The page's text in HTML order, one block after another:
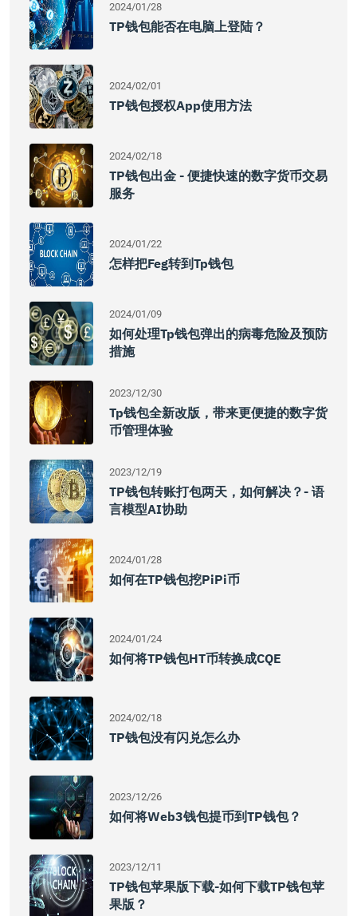
2024/01/28
TP钱包能否在电脑上登陆？
2024/02/01
TP钱包授权App使用方法
2024/02/18
TP钱包出金 - 便捷快速的数字货币交易
服务
2024/01/22
怎样把feg转到tp钱包
2024/01/09
如何处理tp钱包弹出的病毒危险及预防
措施
2023/12/30
Tp钱包全新改版，带来更便捷的数字货
币管理体验
2023/12/19
TP钱包转账打包两天，如何解决？- 语
言模型AI协助
2024/01/28
如何在TP钱包挖PiPi币
2024/01/24
如何将TP钱包HT币转换成CQE
2024/02/18
TP钱包没有闪兑怎么办
2023/12/26
如何将Web3钱包提币到TP钱包？
2023/12/11
TP钱包苹果版下载-如何下载TP钱包苹
果版？